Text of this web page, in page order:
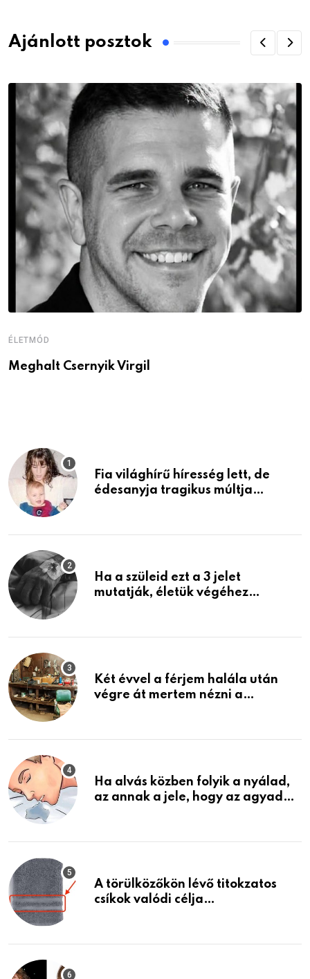
Ajánlott posztok
ÉLETMÓD
Meghalt Csernyik Virgil
Fia világhírű híresség lett, de
édesanyja tragikus múltja
Ha a szüleid ezt a 3 jelet
mutatják, életük végéhez
Két évvel a férjem halála után
végre át mertem nézni a
életemet
Ha alvás közben folyik a nyálad,
az annak a jele, hogy az agyad…
A törülközőkön lévő titokzatos
csíkok valódi célja…